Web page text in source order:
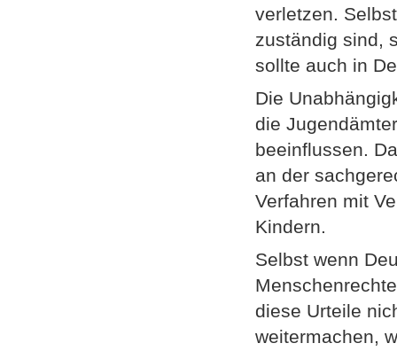
verletzen.
zuständig sind,
sollte auch in
Die
die
beeinflussen.
an der
Verfahren mit
Kindern.
Selbst wenn
diese Urteile
weitermachen,